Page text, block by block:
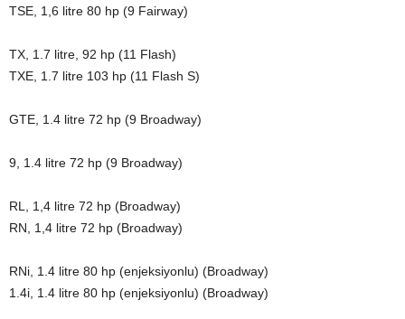
TSE, 1,6 litre 80 hp (9 Fairway)
TX, 1.7 litre, 92 hp (11 Flash)
TXE, 1.7 litre 103 hp (11 Flash S)
GTE, 1.4 litre 72 hp (9 Broadway)
9, 1.4 litre 72 hp (9 Broadway)
RL, 1,4 litre 72 hp (Broadway)
RN, 1,4 litre 72 hp (Broadway)
RNi, 1.4 litre 80 hp (enjeksiyonlu) (Broadway)
1.4i, 1.4 litre 80 hp (enjeksiyonlu) (Broadway)